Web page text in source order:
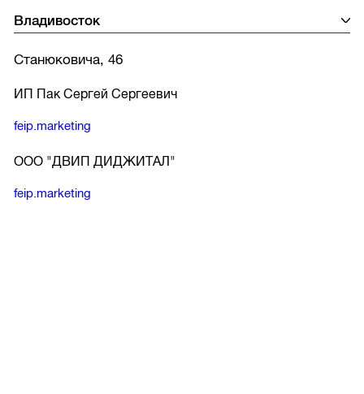
Станюковича, 46
ИП Пак Сергей Сергеевич
feip.marketing
ООО "ДВИП ДИДЖИТАЛ"
feip.marketing